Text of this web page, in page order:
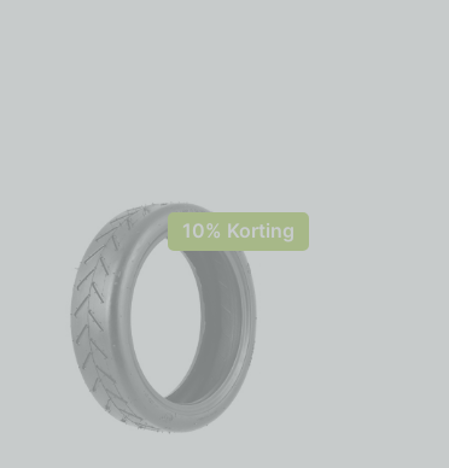
10% Korting